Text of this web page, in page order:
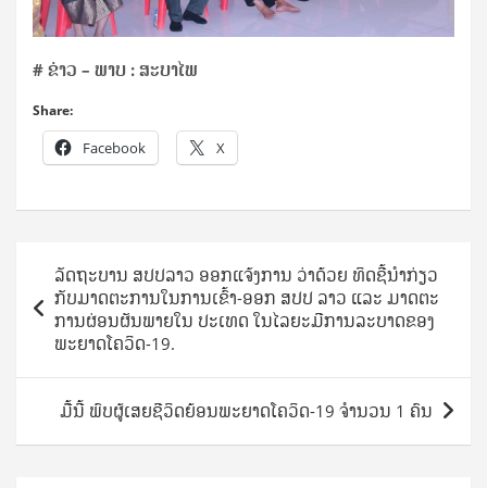
# ຂ່າວ – ພາບ : ສະບາໄພ
Share:
Facebook X
Post
navigation
ລັດຖະບານ ສປປລາວ ອອກແຈ້ງການ ວ່າດ້ວຍ ທິດຊີ້ນຳກ່ຽວ
ກັບມາດຕະການໃນການເຂົ້າ-ອອກ ສປປ ລາວ ແລະ ມາດຕະ
ການຜ່ອນຜັນພາຍໃນ ປະເທດ ໃນໄລຍະມີການລະບາດຂອງ
ພະຍາດໂຄວິດ-19.
ມື້ນີ້ ພົບຜູ້ເສຍຊີວິດຍ້ອນພະຍາດໂຄວິດ-19 ຈໍານວນ 1 ຄົນ